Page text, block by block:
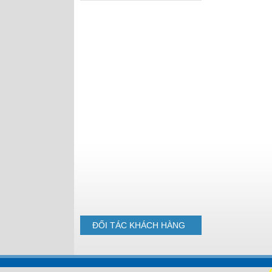
Pallet nhựa
1300x1100x130mm
ĐỐI TÁC KHÁCH HÀNG